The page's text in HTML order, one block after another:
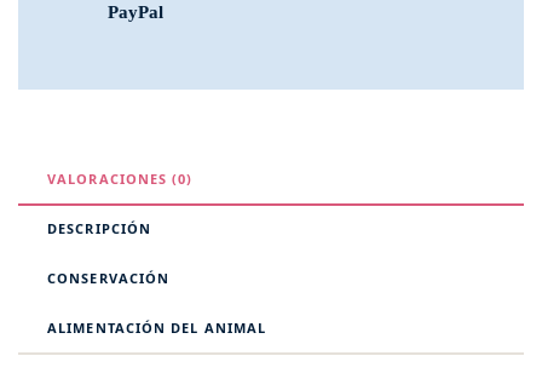
PayPal
VALORACIONES (0)
DESCRIPCIÓN
CONSERVACIÓN
ALIMENTACIÓN DEL ANIMAL